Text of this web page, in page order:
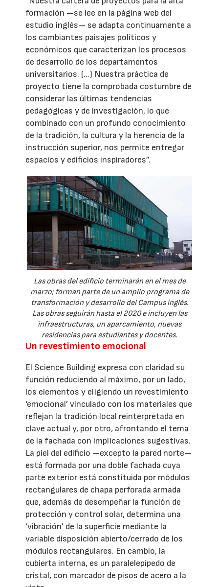
formación —se lee en la página web del
estudio inglés— se adapta continuamente a
los cambiantes paisajes políticos y
económicos que caracterizan los procesos
de desarrollo de los departamentos
universitarios. (…) Nuestra práctica de
proyecto tiene la comprobada costumbre de
considerar las últimas tendencias
pedagógicas y de investigación, lo que
combinado con un profundo conocimiento
de la tradición, la cultura y la herencia de la
instrucción superior, nos permite entregar
espacios y edificios inspiradores”.
Las obras del edificio terminarán en el mes de
marzo; forman parte de un amplio programa de
transformación y desarrollo del Campus inglés.
Las obras seguirán hasta el 2020 e incluyen las
infraestructuras, un aparcamiento, nuevas
residencias para estudiantes y docentes.
Un revestimiento emocional
El Science Building expresa con claridad su
función reduciendo al máximo, por un lado,
los elementos y eligiendo un revestimiento
‘emocional’ vinculado con los materiales que
reflejan la tradición local reinterpretada en
clave actual y, por otro, afrontando el tema
de la fachada con implicaciones sugestivas.
La piel del edificio —excepto la pared norte—
está formada por una doble fachada cuya
parte exterior está constituida por módulos
rectangulares de chapa perforada armada
que, además de desempeñar la función de
protección y control solar, determina una
‘vibración’ de la superficie mediante la
variable disposición abierto/cerrado de los
módulos rectangulares. En cambio, la
cubierta interna, es un paralelepípedo de
cristal, con marcador de pisos de acero a la